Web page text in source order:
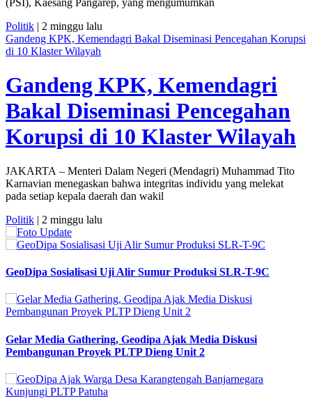
Politik | 2 minggu lalu
Gandeng KPK, Kemendagri Bakal Diseminasi Pencegahan Korupsi
di 10 Klaster Wilayah
Gandeng KPK, Kemendagri
Bakal Diseminasi Pencegahan
Korupsi di 10 Klaster Wilayah
JAKARTA – Menteri Dalam Negeri (Mendagri) Muhammad Tito
Karnavian menegaskan bahwa integritas individu yang melekat
pada setiap kepala daerah dan wakil
Politik | 2 minggu lalu
GeoDipa Sosialisasi Uji Alir Sumur Produksi SLR-T-9C
Gelar Media Gathering, Geodipa Ajak Media Diskusi
Pembangunan Proyek PLTP Dieng Unit 2